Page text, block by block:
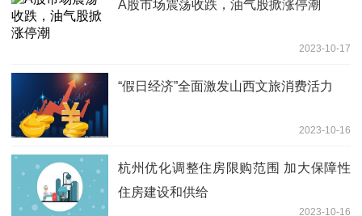
A股市场震荡收跌，油气股掀涨停潮
2023-10-17
“假日经济”全面激发山西文旅消费活力
2023-10-16
杭州优化调整住房限购范围 加大保障性
住房建设和供给
2023-10-16